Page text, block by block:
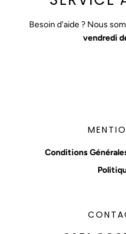
Besoin d'aide ? Nous
vendredi
Conditions